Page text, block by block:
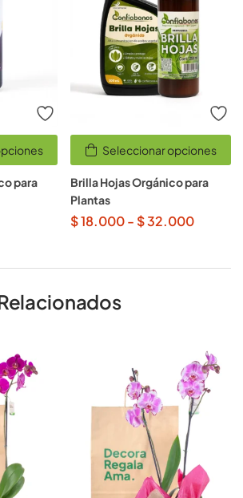
para
Seleccionar opciones
Brilla Hojas Orgánico para
Plantas
$18.000- $32.000